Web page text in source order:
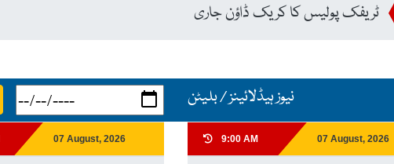
ٹریفک پولیس کا کریک ڈاؤن جاری
نیوز ہیڈلائینز / بلیٹن
9:00 AM 07 August, 2026
07 August, 2026